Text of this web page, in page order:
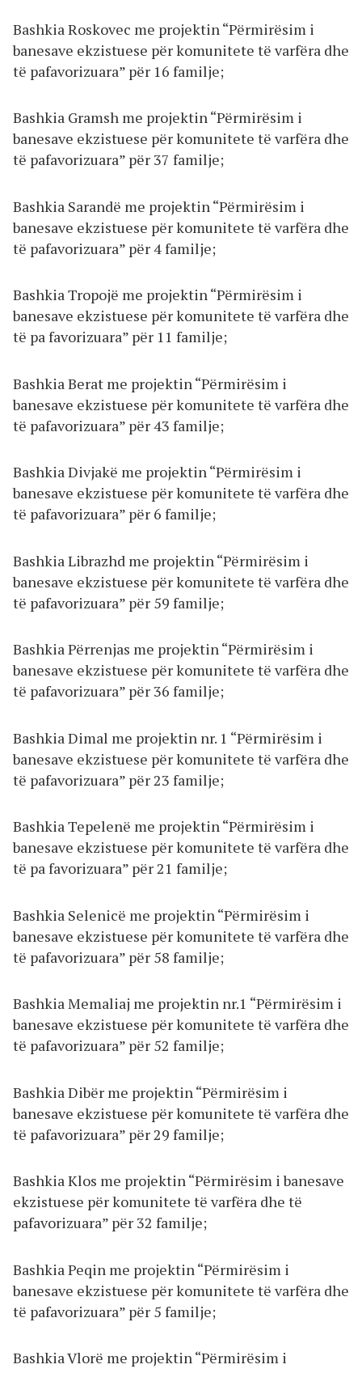
Bashkia Roskovec me projektin “Përmirësim i
banesave ekzistuese për komunitete të varfëra dhe
të pafavorizuara” për 16 familje;
Bashkia Gramsh me projektin “Përmirësim i
banesave ekzistuese për komunitete të varfëra dhe
të pafavorizuara” për 37 familje;
Bashkia Sarandë me projektin “Përmirësim i
banesave ekzistuese për komunitete të varfëra dhe
të pafavorizuara” për 4 familje;
Bashkia Tropojë me projektin “Përmirësim i
banesave ekzistuese për komunitete të varfëra dhe
të pa favorizuara” për 11 familje;
Bashkia Berat me projektin “Përmirësim i
banesave ekzistuese për komunitete të varfëra dhe
të pafavorizuara” për 43 familje;
Bashkia Divjakë me projektin “Përmirësim i
banesave ekzistuese për komunitete të varfëra dhe
të pafavorizuara” për 6 familje;
Bashkia Librazhd me projektin “Përmirësim i
banesave ekzistuese për komunitete të varfëra dhe
të pafavorizuara” për 59 familje;
Bashkia Përrenjas me projektin “Përmirësim i
banesave ekzistuese për komunitete të varfëra dhe
të pafavorizuara” për 36 familje;
Bashkia Dimal me projektin nr. 1 “Përmirësim i
banesave ekzistuese për komunitete të varfëra dhe
të pafavorizuara” për 23 familje;
Bashkia Tepelenë me projektin “Përmirësim i
banesave ekzistuese për komunitete të varfëra dhe
të pa favorizuara” për 21 familje;
Bashkia Selenicë me projektin “Përmirësim i
banesave ekzistuese për komunitete të varfëra dhe
të pafavorizuara” për 58 familje;
Bashkia Memaliaj me projektin nr.1 “Përmirësim i
banesave ekzistuese për komunitete të varfëra dhe
të pafavorizuara” për 52 familje;
Bashkia Dibër me projektin “Përmirësim i
banesave ekzistuese për komunitete të varfëra dhe
të pafavorizuara” për 29 familje;
Bashkia Klos me projektin “Përmirësim i banesave
ekzistuese për komunitete të varfëra dhe të
pafavorizuara” për 32 familje;
Bashkia Peqin me projektin “Përmirësim i
banesave ekzistuese për komunitete të varfëra dhe
të pafavorizuara” për 5 familje;
Bashkia Vlorë me projektin “Përmirësim i